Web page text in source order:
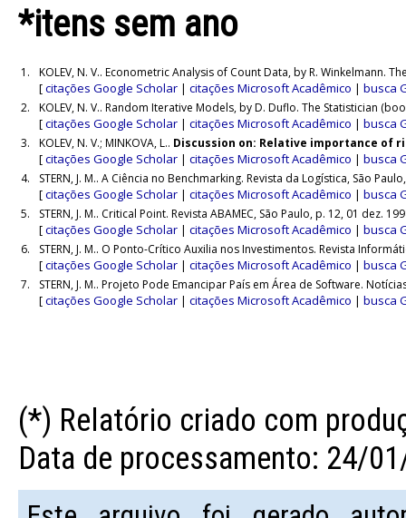
*itens sem ano
1. KOLEV, N. V.. Econometric Analysis of Count Data, by R. Winkelmann.
[citações Google Scholar| citações Microsoft Acadêmico | busca
2. KOLEV, N. V.. Random Iterative Models, by D. Duflo. The Statistician
[citações Google Scholar| citações Microsoft Acadêmico | busca
3. KOLEV, N. V.; MINKOVA, L.. Discussion on: Relative importance of
[citações Google Scholar| citações Microsoft Acadêmico | busca
4. STERN, J. M.. A Ciência no Benchmarking. Revista da Logística, São
[citações Google Scholar| citações Microsoft Acadêmico | busca
5. STERN, J. M.. Critical Point. Revista ABAMEC, São Paulo, p. 12, 01 dez.
[citações Google Scholar| citações Microsoft Acadêmico | busca
6. STERN, J. M.. O Ponto-Crítico Auxilia nos Investimentos. Revista
[citações Google Scholar| citações Microsoft Acadêmico | busca
7. STERN, J. M.. Projeto Pode Emancipar País em Área de Software.
[citações Google Scholar| citações Microsoft Acadêmico | busca
(*) Relatório criado com
Data de processamento: 24/